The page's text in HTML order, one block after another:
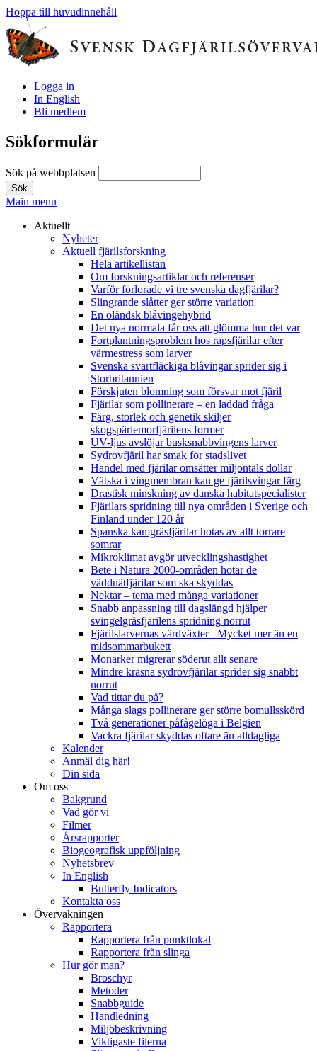
Hoppa till huvudinnehåll
Logga in
In English
Bli medlem
Sökformulär
Sök på webbplatsen
Main menu
Aktuellt
Nyheter
Aktuell fjärilsforskning
Hela artikellistan
Om forskningsartiklar och referenser
Varför förlorade vi tre svenska dagfjärilar?
Slingrande slåtter ger större variation
En öländsk blåvingehybrid
Det nya normala får oss att glömma hur det var
Fortplantningsproblem hos rapsfjärilar efter
värmestress som larver
Svenska svartfläckiga blåvingar sprider sig i
Storbritannien
Förskjuten blomning som försvar mot fjäril
Fjärilar som pollinerare – en laddad fråga
Färg, storlek och genetik skiljer
skogspärlemorfjärilens former
UV-ljus avslöjar busksnabbvingens larver
Sydrovfjäril har smak för stadslivet
Handel med fjärilar omsätter miljontals dollar
Vätska i vingmembran kan ge fjärilsvingar färg
Drastisk minskning av danska habitatspecialister
Fjärilars spridning till nya områden i Sverige och
Finland under 120 år
Spanska kamgräsfjärilar hotas av allt torrare
somrar
Mikroklimat avgör utvecklingshastighet
Bete i Natura 2000-områden hotar de
väddnätfjärilar som ska skyddas
Nektar – tema med många variationer
Snabb anpassning till dagslängd hjälper
svingelgräsfjärilens spridning norrut
Fjärilslarvernas värdväxter– Mycket mer än en
midsommarbukett
Monarker migrerar söderut allt senare
Mindre kräsna sydrovfjärilar sprider sig snabbt
norrut
Vad tittar du på?
Många slags pollinerare ger större bomullsskörd
Två generationer påfågelöga i Belgien
Vackra fjärilar skyddas oftare än alldagliga
Kalender
Anmäl dig här!
Din sida
Om oss
Bakgrund
Vad gör vi
Filmer
Årsrapporter
Biogeografisk uppföljning
Nyhetsbrev
In English
Butterfly Indicators
Kontakta oss
Övervakningen
Rapportera
Rapportera från punktlokal
Rapportera från slinga
Hur gör man?
Broschyr
Metoder
Snabbguide
Handledning
Miljöbeskrivning
Viktigaste filerna